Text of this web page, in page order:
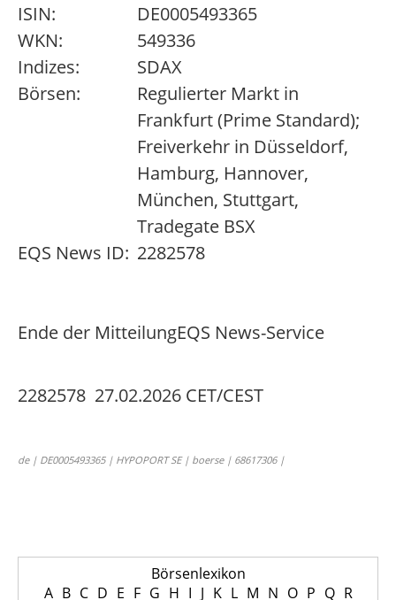
ISIN:
DE0005493365
WKN:
549336
Indizes:
SDAX
Börsen:
Regulierter Markt in
Frankfurt (Prime Standard);
Freiverkehr in Düsseldorf,
Hamburg, Hannover,
München, Stuttgart,
Tradegate BSX
EQS News ID: 2282578
Ende der MitteilungEQS News-Service
2282578 27.02.2026 CET/CEST
de | DE0005493365 | HYPOPORT SE | boerse | 68617306 |
Börsenlexikon
A B C D E F G H I J K L M N O P Q R